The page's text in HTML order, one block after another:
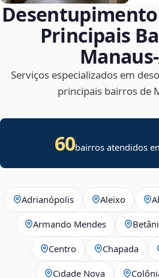
Principais
Serviços especializados em
principais bairros de
60bairros atendidos
Adrianópolis Aleixo
Armando Mendes
Centro Chapada
Cidade Nova